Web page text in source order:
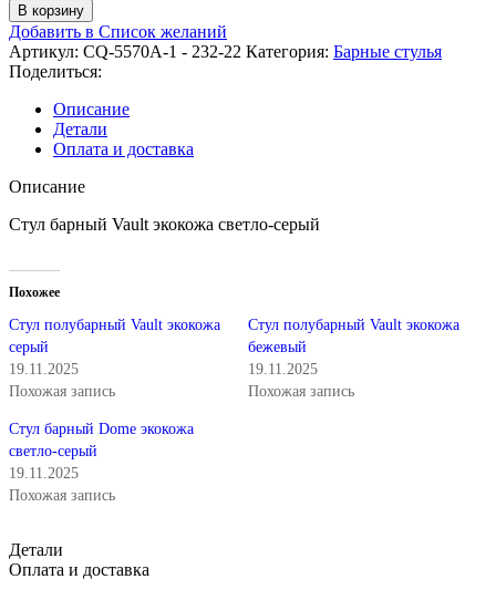
В корзину
Добавить в Список желаний
Артикул: CQ-5570A-1 - 232-22 Категория: Барные стулья
Поделиться:
Описание
Детали
Оплата и доставка
Описание
Стул барный Vault экокожа светло-серый
Похожее
Стул полубарный Vault экокожа
серый
19.11.2025
Похожая запись
Стул полубарный Vault экокожа
бежевый
19.11.2025
Похожая запись
Стул барный Dome экокожа
светло-серый
19.11.2025
Похожая запись
Детали
Оплата и доставка